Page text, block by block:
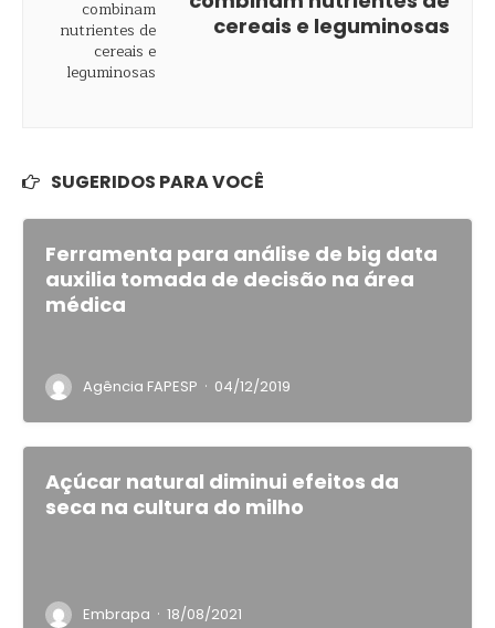
cereais e leguminosas
SUGERIDOS PARA VOCÊ
Ferramenta para análise de big data
auxilia tomada de decisão na área
médica
Agência FAPESP · 04/12/2019
Açúcar natural diminui efeitos da
seca na cultura do milho
Embrapa · 18/08/2021